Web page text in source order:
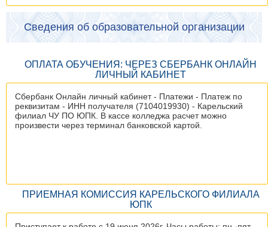
Сведения об образовательной организации
ОПЛАТА ОБУЧЕНИЯ: ЧЕРЕЗ СБЕРБАНК ОНЛАЙН
ЛИЧНЫЙ КАБИНЕТ
Сбербанк Онлайн личный кабинет - Платежи - Платеж по
реквизитам - ИНН получателя (7104019930) - Карельский
филиал ЧУ ПО ЮПК. В кассе колледжа расчет можно
произвести через терминал банковской картой.
ПРИЕМНАЯ КОМИССИЯ КАРЕЛЬСКОГО ФИЛИАЛА
ЮПК